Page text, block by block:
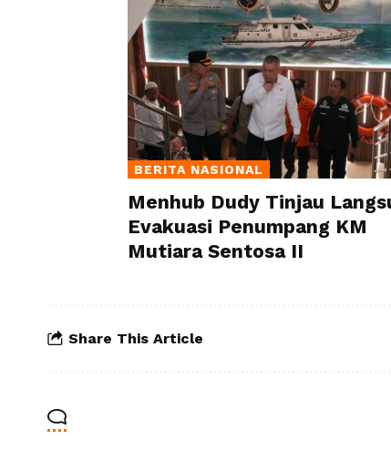
BERITA NASIONAL
Menhub Dudy Tinjau
Evakuasi Penumpang KM
Mutiara Sentosa II
Share This Article